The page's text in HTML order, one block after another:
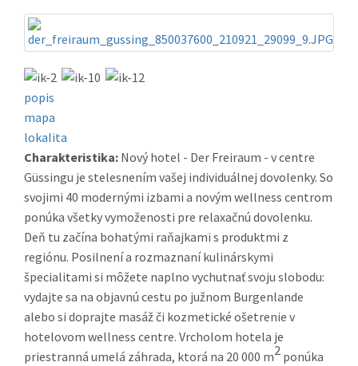
popis
mapa
lokalita
Charakteristika: Nový hotel - Der Freiraum - v centre
Güssingu je stelesnením vašej individuálnej dovolenky. So
svojimi 40 modernými izbami a novým wellness centrom
ponúka všetky vymoženosti pre relaxačnú dovolenku.
Deň tu začína bohatými raňajkami s produktmi z
regiónu. Posilnení a rozmaznaní kulinárskymi
špecialitami si môžete naplno vychutnať svoju slobodu:
vydajte sa na objavnú cestu po južnom Burgenlande
alebo si doprajte masáž či kozmetické ošetrenie v
hotelovom wellness centre. Vrcholom hotela je
priestranná umelá záhrada, ktorá na 20 000 m2 ponúka